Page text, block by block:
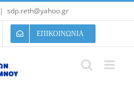
| sdp.reth@yahoo.gr
ΕΠΙΚΟΙΝΩΝΙΑ